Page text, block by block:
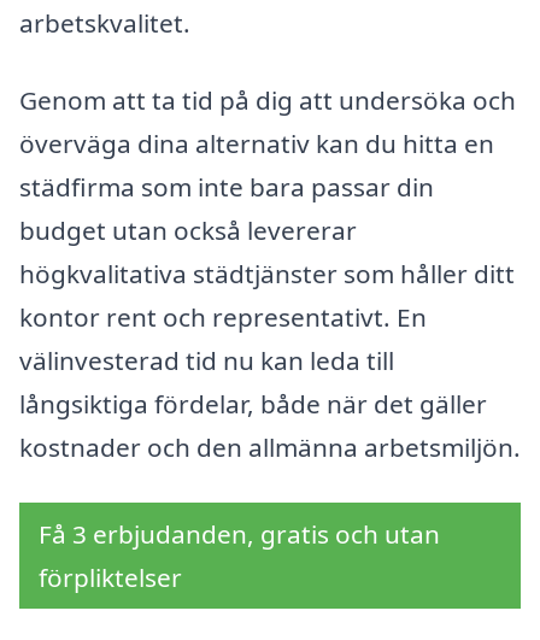
arbetskvalitet.
Genom att ta tid på dig att undersöka och
överväga dina alternativ kan du hitta en
städfirma som inte bara passar din
budget utan också levererar
högkvalitativa städtjänster som håller ditt
kontor rent och representativt. En
välinvesterad tid nu kan leda till
långsiktiga fördelar, både när det gäller
kostnader och den allmänna arbetsmiljön.
Få 3 erbjudanden, gratis och utan
förpliktelser